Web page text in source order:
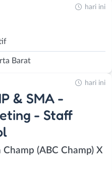
Barat
hari ini
& SMA -
- Staff
(ABC Champ) X
hari ini